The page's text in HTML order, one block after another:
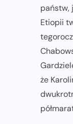
państw,
Etiopii
że